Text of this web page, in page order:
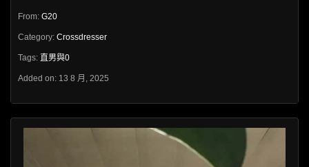
From: G20
Category: Crossdresser
Tags: 直男與0
Added on: 13 8 月, 2025